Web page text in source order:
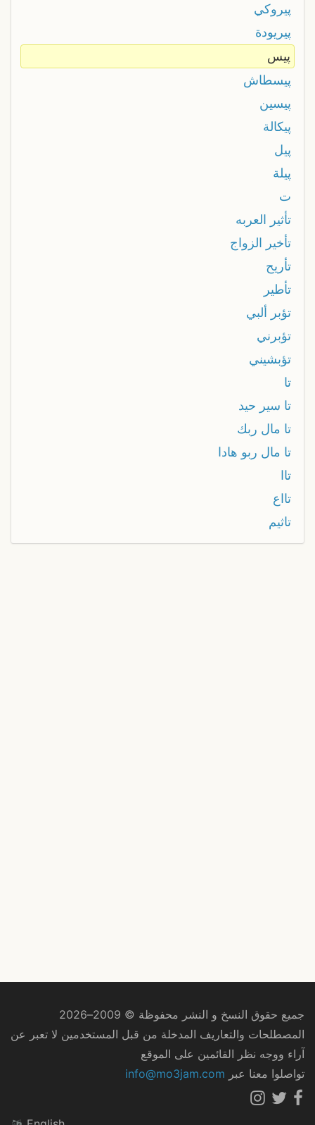
پيروكي
پيريودة
پيس
پيسطاش
پيسين
پيكالة
پيل
پيلة
ت
تأثير العربه
تأخير الزواج
تأريح
تأطير
تؤبر ألبي
تؤبرني
تؤبشيني
تا
تا سير حيد
تا مال ربك
تا مال ربو هادا
تاا
تااع
تاثيم
جميع حقوق النسخ و النشر محفوظة © 2009–2026
المصطلحات والتعاريف المدخلة من قبل المستخدمين لا تعبر عن
آراء ووجه نظر القائمين على الموقع
تواصلوا معنا عبر info@mo3jam.com